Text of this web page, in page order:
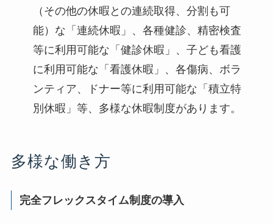
（その他の休暇との連続取得、分割も可
能）な「連続休暇」、各種健診、精密検査
等に利用可能な「健診休暇」、子ども看護
に利用可能な「看護休暇」、各傷病、ボラ
ンティア、ドナー等に利用可能な「積立特
別休暇」等、多様な休暇制度があります。
多様な働き方
完全フレックスタイム制度の導入